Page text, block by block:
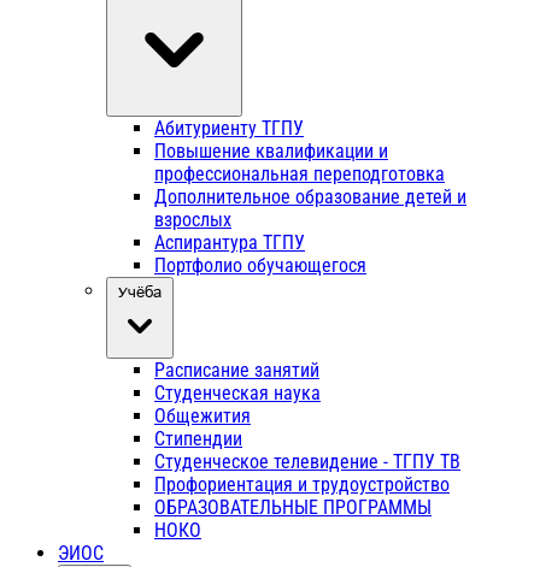
Абитуриенту ТГПУ
Повышение квалификации и
профессиональная переподготовка
Дополнительное образование детей и
взрослых
Аспирантура ТГПУ
Портфолио обучающегося
Учёба
Расписание занятий
Студенческая наука
Общежития
Стипендии
Студенческое телевидение - ТГПУ ТВ
Профориентация и трудоустройство
ОБРАЗОВАТЕЛЬНЫЕ ПРОГРАММЫ
НОКО
ЭИОС